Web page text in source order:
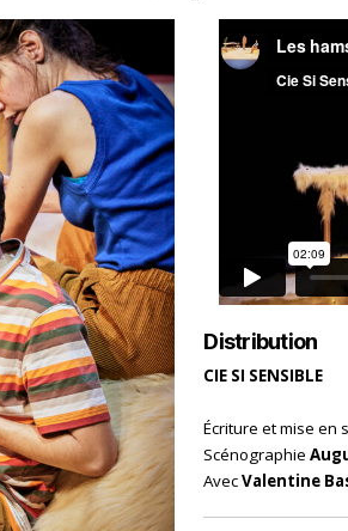
Distribution
CIE SI SENSIBLE
Écriture et mise en
Scénographie
AvecValentine